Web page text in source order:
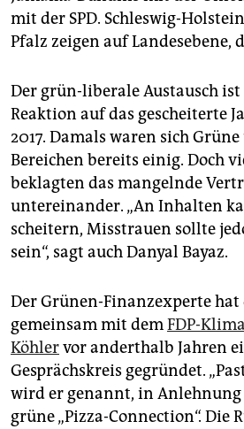
mit der SPD. Schleswig-
Pfalz zeigen auf Landesebene,
Der grün-liberale Austausch
Reaktion auf das gescheiterte
2017. Damals waren sich
Bereichen bereits einig. Doch
beklagten das mangelnde
untereinander. „An Inhalten
scheitern, Misstrauen sollte
sein“, sagt auch Danyal Bayaz.
Der Grünen-Finanzexperte hat
gemeinsam mit demFDP-
Köhlervor anderthalb Jahren
Gesprächskreis gegründet.
wird er genannt, in Anlehnung
grüne „Pizza-Connection“. Die